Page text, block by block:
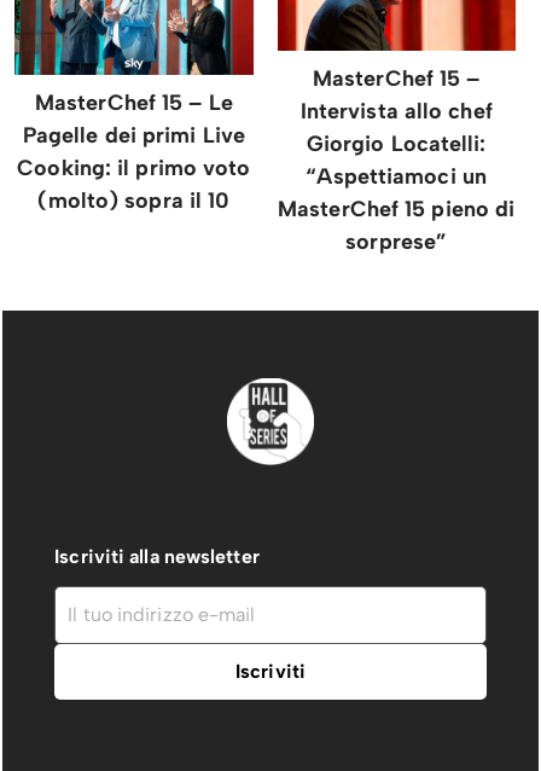
MasterChef 15 – Le
Pagelle dei primi Live
Cooking: il primo voto
(molto) sopra il 10
MasterChef 15 –
Intervista allo chef
Giorgio Locatelli:
“Aspettiamoci un
MasterChef 15 pieno di
sorprese”
Iscriviti alla newsletter